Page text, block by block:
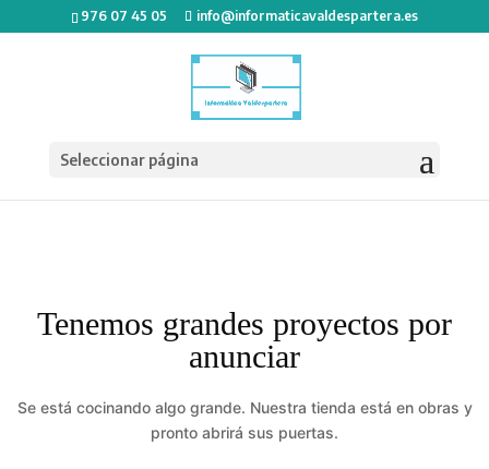
976 07 45 05 info@informaticavaldespartera.es
Seleccionar página
Tenemos grandes proyectos por
anunciar
Se está cocinando algo grande. Nuestra tienda está en obras y
pronto abrirá sus puertas.